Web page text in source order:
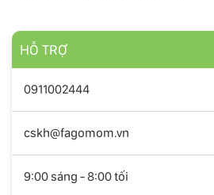
HỖ TRỢ
0911002444
cskh@fagomom.vn
9:00 sáng - 8:00 tối